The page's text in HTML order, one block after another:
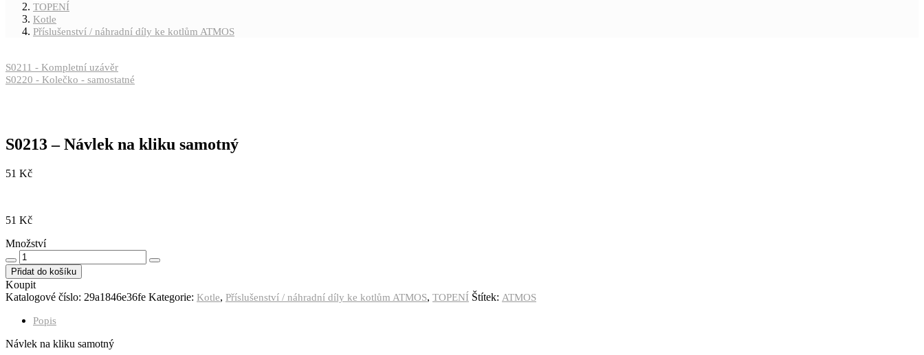
TOPENÍ
Kotle
Příslušenství / náhradní díly ke kotlům ATMOS
S0211 - Kompletní uzávěr
S0220 - Kolečko - samostatné
S0213 – Návlek na kliku samotný
51 Kč
51 Kč
MnožstvíMnožství
Přidat do košíku
Koupit
Katalogové číslo: 29a1846e36fe Kategorie: Kotle, Příslušenství / náhradní díly ke kotlům ATMOS, TOPENÍ Štítek: ATMOS
Popis
Návlek na kliku samotný